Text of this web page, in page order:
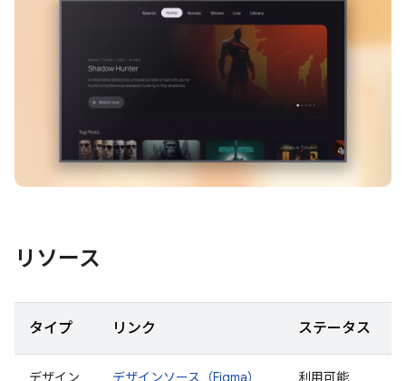
リソース
タイプ リンク ステータス
デザイン デザインソース（Figma） 利用可能